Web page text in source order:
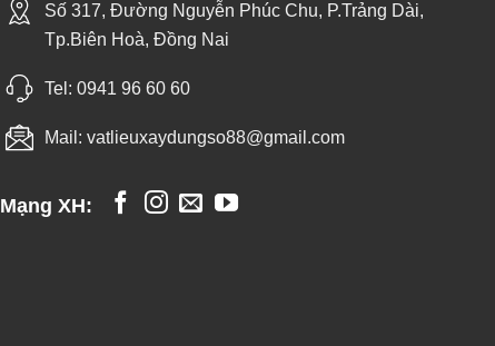
Số 317, Đường Nguyễn Phúc Chu, P.Trảng Dài,
Tp.Biên Hoà, Đồng Nai
Tel: 0941 96 60 60
Mail: vatlieuxaydungso88@gmail.com
Mạng XH: